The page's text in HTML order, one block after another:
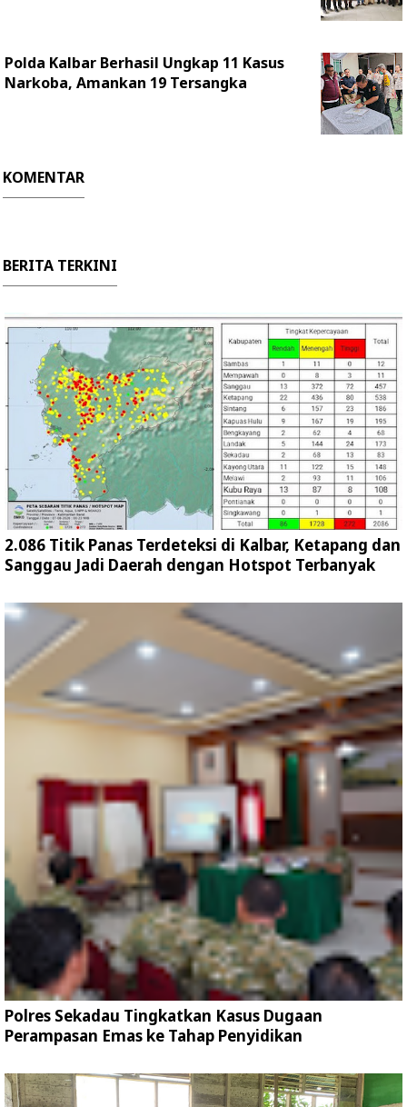
Polda Kalbar Berhasil Ungkap 11 Kasus
Narkoba, Amankan 19 Tersangka
KOMENTAR
BERITA TERKINI
2.086 Titik Panas Terdeteksi di Kalbar, Ketapang dan
Sanggau Jadi Daerah dengan Hotspot Terbanyak
Polres Sekadau Tingkatkan Kasus Dugaan
Perampasan Emas ke Tahap Penyidikan